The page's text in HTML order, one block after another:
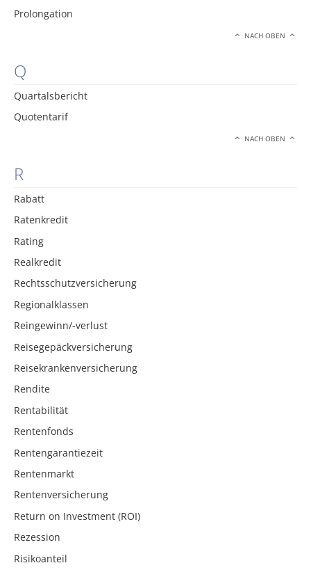
Prolongation
NACH OBEN
Q
Quartalsbericht
Quotentarif
NACH OBEN
R
Rabatt
Ratenkredit
Rating
Realkredit
Rechtsschutzversicherung
Regionalklassen
Reingewinn/-verlust
Reisegepäckversicherung
Reisekrankenversicherung
Rendite
Rentabilität
Rentenfonds
Rentengarantiezeit
Rentenmarkt
Rentenversicherung
Return on Investment (ROI)
Rezession
Risikoanteil